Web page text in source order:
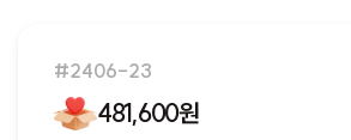
#2406-23
481,600원